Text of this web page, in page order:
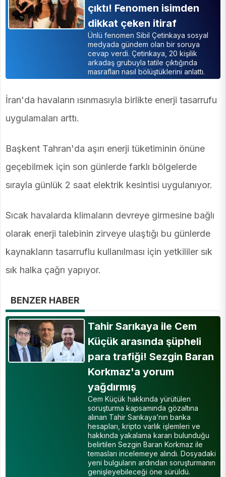
çıktı! Fenomen isimden
dikkat çeken itiraf
Ünlü fenomen Sibil Çetinkaya sosyal
medyada gündem olan bir soruya
cevap verdi. Çetinkaya, 20 kişilik
arkadaş grubuyla tatile çıktığında
masrafları nasıl bölüştüklerini anlattı.
İran'da havaların ısınmasıyla birlikte enerji tasarrufu
uygulamaları arttı.
Başkent Tahran'da aşırı enerji tüketiminin önüne
geçebilmek için son günlerde farklı bölgelerde
sırayla günlük 2 saat elektrik kesintisi uygulanıyor.
Sıcak havalarda klimaların devreye girmesine bağlı
olarak enerji talebinin zirveye ulaştığı bu günlerde
kaynakların tasarruflu kullanılması için yetkililer sık
sık halka çağrı yapıyor.
BENZER HABER
Tahir Sarıkaya ile Cem
Küçük arasında şüpheli
para trafiği! Sezgin Baran
Korkmaz'a yorum
yağdırmış
Cem Küçük hakkında yürütülen
soruşturma kapsamında gözaltına
alınan Tahir Sarıkaya’nın banka
hesapları, kripto varlık işlemleri ve
hakkında yakalama kararı bulunduğu
belirtilen Sezgin Baran Korkmaz ile
temasları incelemeye alındı. Dosyadaki
yeni bulguların ardından soruşturmanın
genişleyebileceği öne sürüldü.